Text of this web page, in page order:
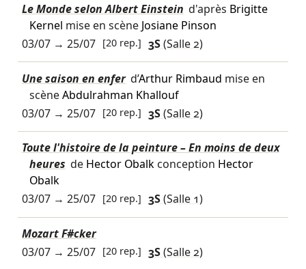
Le Monde selon Albert Einstein d'après Brigitte
Kernel mise en scène Josiane Pinson
03/07→ 25/07 [20 rep.] 3S(Salle 2)
Une saison en enfer d’Arthur Rimbaud mise en
scèneAbdulrahman Khallouf
03/07→ 25/07 [20 rep.] 3S(Salle 2)
Toute l'histoire de la peinture – En moins de deux
heures de Hector Obalkconception Hector
Obalk
03/07→ 25/07 [20 rep.] 3S(Salle 1)
Mozart F#cker
03/07→ 25/07 [20 rep.] 3S(Salle 2)